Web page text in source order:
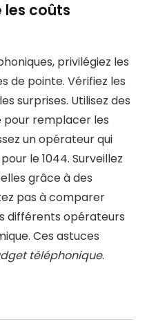
les coûts
privilégiez les
de pointe. Vérifiez les
surprises. Utilisez des
pour remplacer les
un opérateur qui
le 1044. Surveillez
grâce à des
pas à comparer
différents opérateurs
Ces astuces
téléphonique.